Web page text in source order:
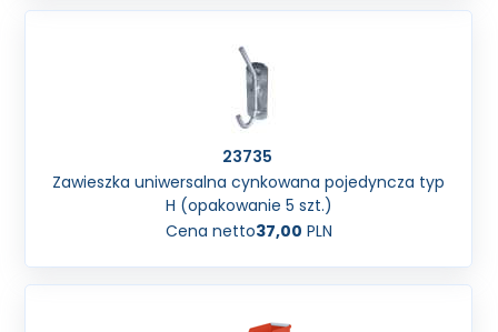
23735
Zawieszka uniwersalna cynkowana pojedyncza typ
H (opakowanie 5 szt.)
Cena netto37,00 PLN